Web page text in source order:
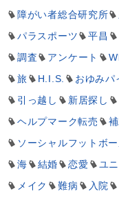
障がい者総合研究所
パラスポーツ
平昌
調査
アンケート
旅
H.I.S. おゆみパ
引っ越し
新居探し
ヘルプマーク転売
ソーシャルフットボ
海
結婚 恋愛 ユ
メイク
難病 入院